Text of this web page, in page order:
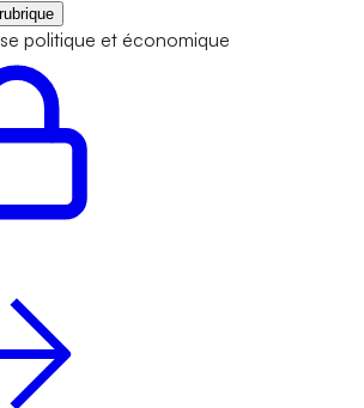
politique et économique